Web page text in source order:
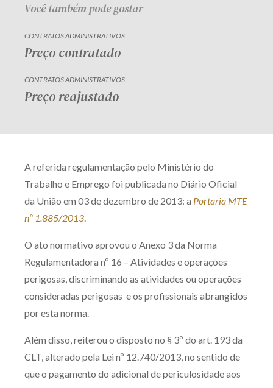
Você também pode gostar
CONTRATOS ADMINISTRATIVOS
Preço contratado
CONTRATOS ADMINISTRATIVOS
Preço reajustado
A referida regulamentação pelo Ministério do
Trabalho e Emprego foi publicada no Diário Oficial
da União em 03 de dezembro de 2013: a Portaria MTE
nº 1.885/2013.
O ato normativo aprovou o Anexo 3 da Norma
Regulamentadora nº 16 – Atividades e operações
perigosas, discriminando as atividades ou operações
consideradas perigosas e os profissionais abrangidos
por esta norma.
Além disso, reiterou o disposto no § 3º do art. 193 da
CLT, alterado pela Lei nº 12.740/2013, no sentido de
que o pagamento do adicional de periculosidade aos